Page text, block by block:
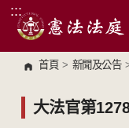
跳到主要內容區塊
:::
首頁 > 新聞及公告
大法官第